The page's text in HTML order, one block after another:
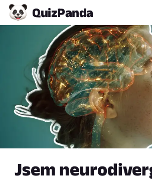
QuizPanda
Jsem